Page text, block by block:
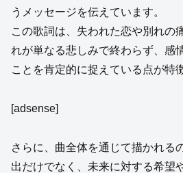
うメッセージを伝えています。
この歌詞は、失われた恋や別れの
れが単なる悲しみで終わらず、感
ことを肯定的に捉えている点が特
[adsense]
さらに、曲全体を通じて描かれる
出だけでなく、未来に対する希望